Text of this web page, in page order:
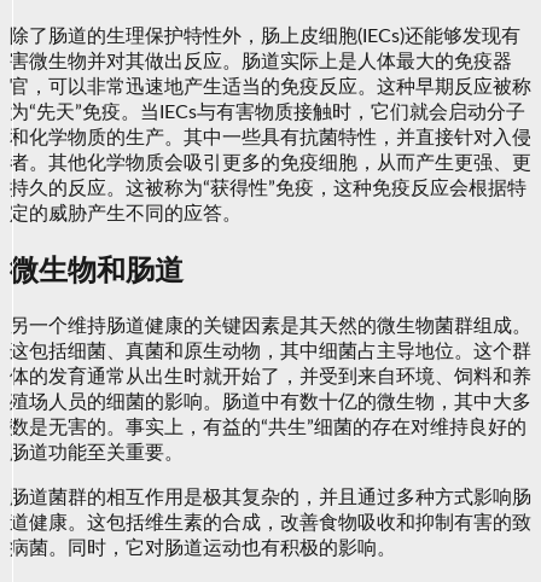
除了肠道的生理保护特性外，肠上皮细胞(IECs)还能够发现有
害微生物并对其做出反应。肠道实际上是人体最大的免疫器
官，可以非常迅速地产生适当的免疫反应。这种早期反应被称
为“先天”免疫。当IECs与有害物质接触时，它们就会启动分子
和化学物质的生产。其中一些具有抗菌特性，并直接针对入侵
者。其他化学物质会吸引更多的免疫细胞，从而产生更强、更
持久的反应。这被称为“获得性”免疫，这种免疫反应会根据特
定的威胁产生不同的应答。
微生物和肠道
另一个维持肠道健康的关键因素是其天然的微生物菌群组成。
这包括细菌、真菌和原生动物，其中细菌占主导地位。这个群
体的发育通常从出生时就开始了，并受到来自环境、饲料和养
殖场人员的细菌的影响。肠道中有数十亿的微生物，其中大多
数是无害的。事实上，有益的“共生”细菌的存在对维持良好的
肠道功能至关重要。
肠道菌群的相互作用是极其复杂的，并且通过多种方式影响肠
道健康。这包括维生素的合成，改善食物吸收和抑制有害的致
病菌。同时，它对肠道运动也有积极的影响。